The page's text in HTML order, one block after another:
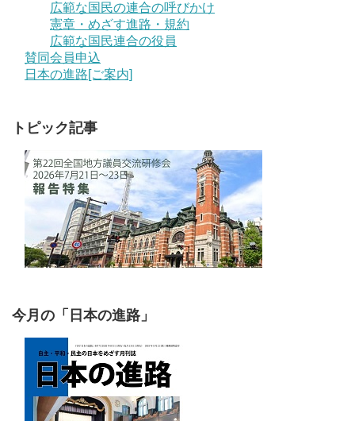
広範な国民の連合の呼びかけ
憲章・めざす進路・規約
広範な国民連合の役員
賛同会員申込
日本の進路[ご案内]
トピック記事
今月の「日本の進路」